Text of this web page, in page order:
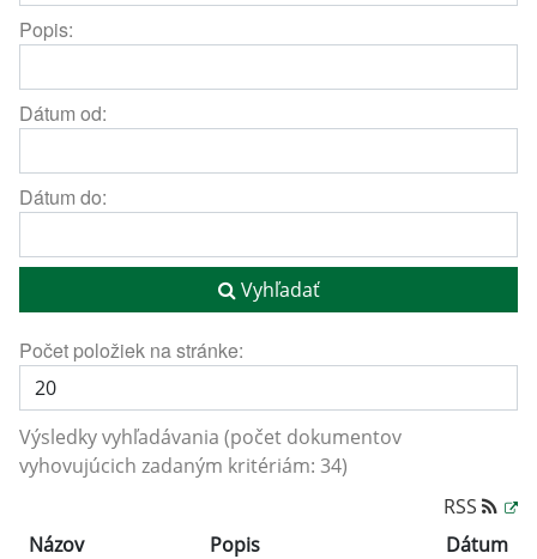
Popis:
Dátum od:
Dátum do:
Vyhľadať
Počet položiek na stránke:
Výsledky vyhľadávania (počet dokumentov
vyhovujúcich zadaným kritériám: 34)
RSS
Názov
Popis
Dátum